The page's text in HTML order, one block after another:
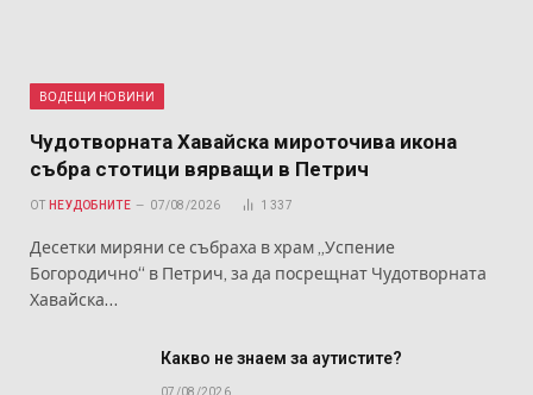
ВОДЕЩИ НОВИНИ
Чудотворната Хавайска мироточива икона
събра стотици вярващи в Петрич
ОТ НЕУДОБНИТЕ 07/08/2026 1 337
Десетки миряни се събраха в храм „Успение
Богородично“ в Петрич, за да посрещнат Чудотворната
Хавайска…
Какво не знаем за аутистите?
07/08/2026